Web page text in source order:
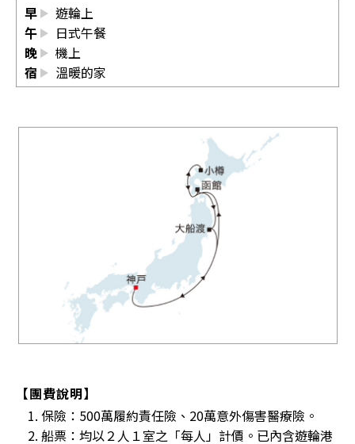
早
遊輪上
午
日式午餐
晚
機上
宿
溫暖的家
【團費說明】
1. 保險：500萬履約責任險、20萬意外傷害醫療險。
2. 船票：均以２人１室之「每人」計價。已內含遊輪港